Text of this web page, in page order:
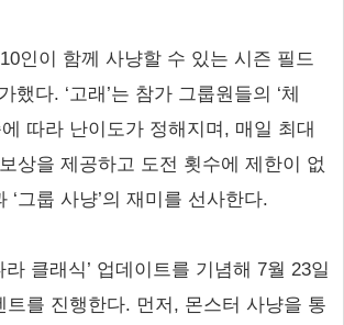
인이 함께 사냥할 수 있는 시즌 필드
했다. ‘고래’는 참가 그룹원들의 ‘체
에 따라 난이도가 정해지며, 매일 최대
상을 제공하고 도전 횟수에 제한이 없
‘그룹 사냥’의 재미를 선사한다.
라 클래식’ 업데이트를 기념해 7월 23일
트를 진행한다. 먼저, 몬스터 사냥을 통